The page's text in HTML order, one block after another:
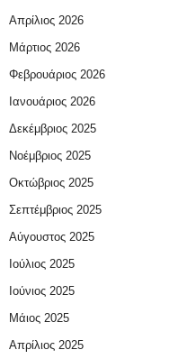
Απρίλιος 2026
Μάρτιος 2026
Φεβρουάριος 2026
Ιανουάριος 2026
Δεκέμβριος 2025
Νοέμβριος 2025
Οκτώβριος 2025
Σεπτέμβριος 2025
Αύγουστος 2025
Ιούλιος 2025
Ιούνιος 2025
Μάιος 2025
Απρίλιος 2025